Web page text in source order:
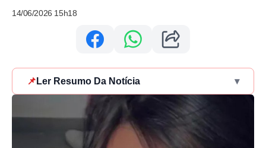
14/06/2026 15h18
📌 Ler Resumo Da Notícia ▾